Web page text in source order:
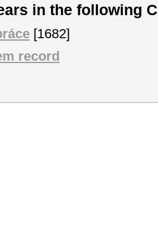
in the following
[1682]
record